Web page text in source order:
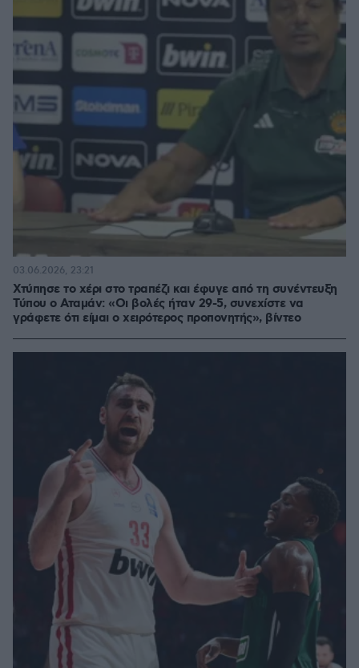
Χτύπησε το χέρι στο τραπέζι και έφυγε από τη συνέντευξη
Τύπου ο Αταμάν: «Οι βολές ήταν 29-5, συνεχίστε να
γράφετε ότι είμαι ο χειρότερος προπονητής», βίντεο
03.06.2026, 23:21